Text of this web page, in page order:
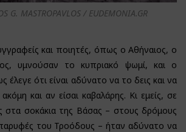
G. MASTROPAVLOS / EUDEMONIA.GR
και ποιητές, όπως ο Αθήναιος, ο
υμνούσαν το κυπριακό ψωμί, και ο
έλεγε ότι είναι αδύνατο να το δεις και να
και αν είσαι καβαλάρης. Κι εμείς, σε
στα σοκάκια της Βάσας – στους δρόμους
του Τροόδους – ήταν αδύνατο να